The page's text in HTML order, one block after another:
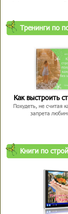
Тренинги по
Как выстроить
Похудеть, не считая
запрета
Книги по